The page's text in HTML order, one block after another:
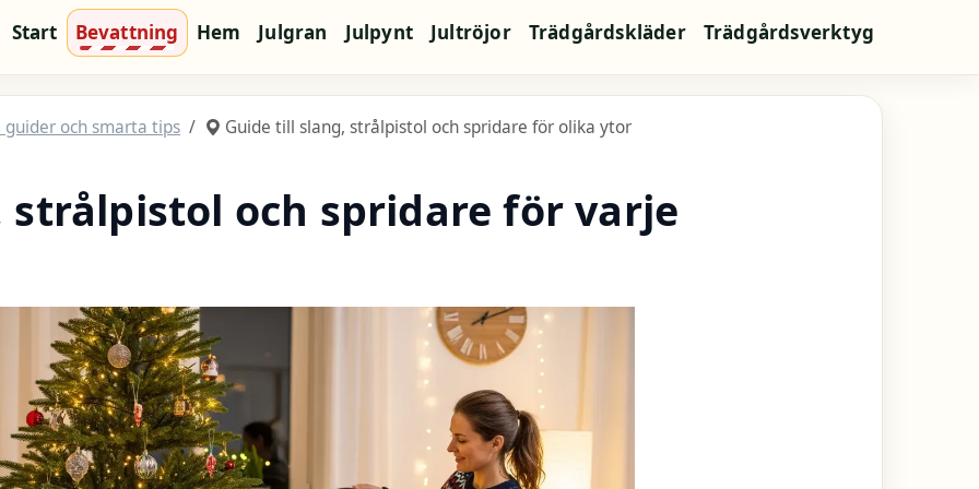
Start Bevattning Hem Julgran Julpynt Jultröjor Trädgårdskläder Trädgårdsverktyg
och smarta tips Guide till slang, strålpistol och spridare för olika ytor
strålpistol och spridare för varje